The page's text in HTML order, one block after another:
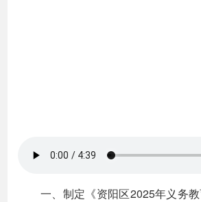
一、制定《资阳区2025年义务教